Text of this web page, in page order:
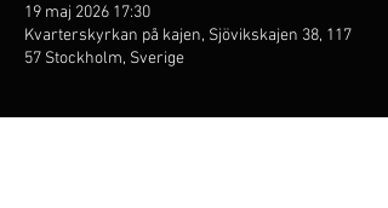
19 maj 2026 17:30
Kvarterskyrkan på kajen, Sjövikskajen 38, 117
57 Stockholm, Sverige